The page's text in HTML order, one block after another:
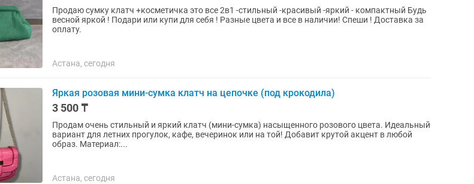
Продаю сумку клатч +косметичка это все 2в1 -стильный -красивый -яркий - компактный Будь
весной яркой ! Подари или купи для себя ! Разные цвета и все в наличии! Спеши ! Доставка за
оплату.
Астана, сегодня
Яркая розовая мини-сумка клатч на цепочке (под крокодила)
3 500 ₸
Продам очень стильный и яркий клатч (мини-сумка) насыщенного розового цвета. Идеальный
вариант для летних прогулок, кафе, вечеринок или на той! Добавит крутой акцент в любой
образ. Материал:...
Астана, сегодня